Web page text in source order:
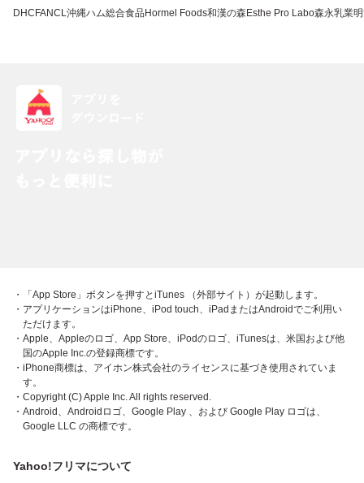
DHC FANCL沖縄ハム総合食品Hormel Foods和漢の森 Esthe Pro Labo森永乳業
・「App Store」ボタンを押すとiTunes （外部サイト）が起動します。
・アプリケーションはiPhone、iPod touch、iPadまたはAndroidでご利用い
ただけます。
・Apple、Appleのロゴ、App Store、iPodのロゴ、iTunesは、米国および他
国のApple Inc.の登録商標です。
・iPhone商標は、アイホン株式会社のライセンスに基づき使用されていま
す。
・Copyright (C) Apple Inc. All rights reserved.
・Android、Androidロゴ、Google Play 、および Google Play ロゴは、
Google LLC の商標です。
Yahoo!フリマについて